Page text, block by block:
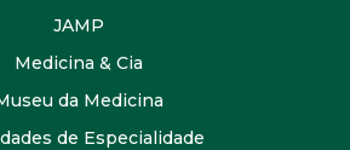
JAMP
Medicina & Cia
da Medicina
de Especialidade